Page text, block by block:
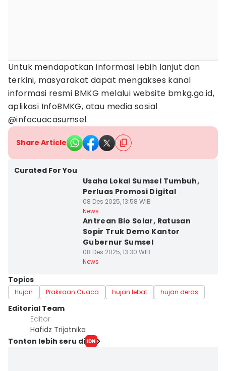
Untuk mendapatkan informasi lebih lanjut dan
terkini, masyarakat dapat mengakses kanal
informasi resmi BMKG melalui website bmkg.go.id,
aplikasi InfoBMKG, atau media sosial
@infocuacasumsel.
Share Article
Curated For You
Usaha Lokal Sumsel Tumbuh,
Perluas Promosi Digital
08 Des 2025, 13:58 WIB
News
Antrean Bio Solar, Ratusan
Sopir Truk Demo Kantor
Gubernur Sumsel
08 Des 2025, 13:30 WIB
News
Topics
Hujan Prakiraan Cuaca hujan lebat hujan deras
Editorial Team
Editor
Hafidz Trijatnika
Tonton lebih seru di